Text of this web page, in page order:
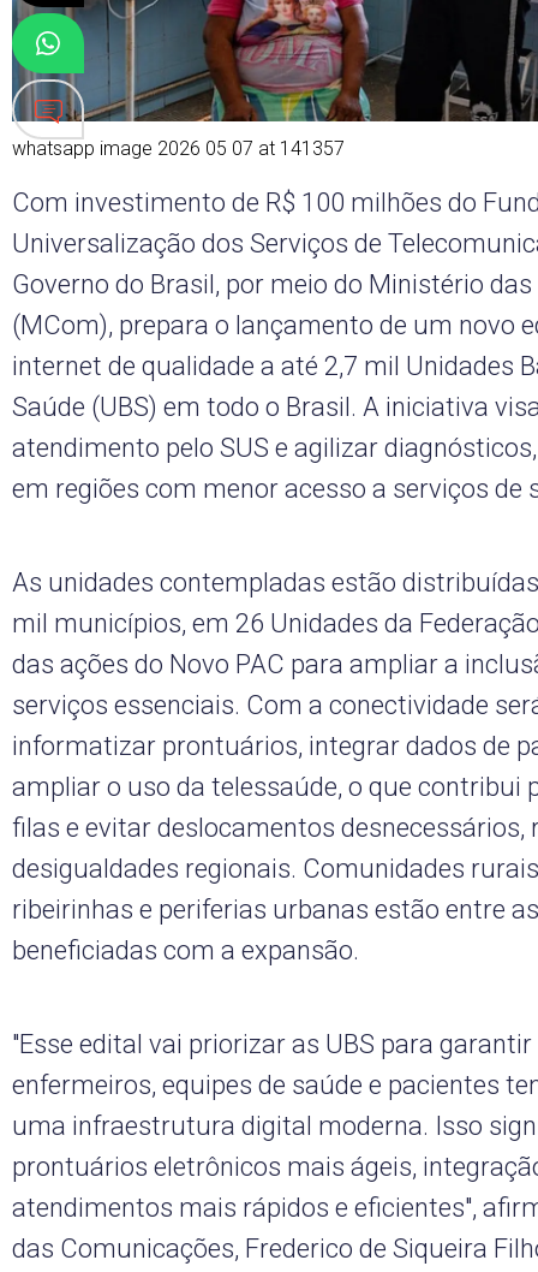
whatsapp image 2026 05 07 at 141357
Com investimento de R$ 100 milhões do
Universalização dos Serviços de
Governo do Brasil, por meio do Ministério
(MCom), prepara o lançamento de um novo
internet de qualidade a até 2,7 mil Unidades
Saúde (UBS) em todo o Brasil. A iniciativa
atendimento pelo SUS e agilizar
em regiões com menor acesso a serviços de
As unidades contempladas estão
mil municípios, em 26 Unidades da
das ações do Novo PAC para ampliar a
serviços essenciais. Com a conectividade
informatizar prontuários, integrar dados de
ampliar o uso da telessaúde, o que contribui
filas e evitar deslocamentos desnecessários,
desigualdades regionais. Comunidades
ribeirinhas e periferias urbanas estão entre
beneficiadas com a expansão.
"Esse edital vai priorizar as UBS para
enfermeiros, equipes de saúde e pacientes
uma infraestrutura digital moderna. Isso
prontuários eletrônicos mais ágeis,
atendimentos mais rápidos e eficientes",
das Comunicações, Frederico de Siqueira